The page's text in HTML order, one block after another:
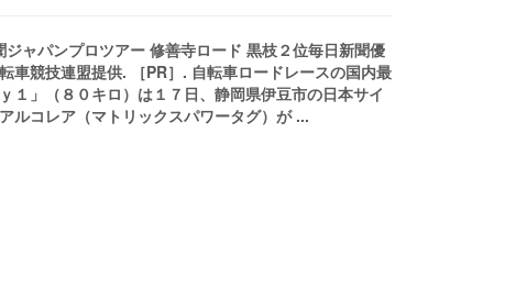
ャパンプロツアー 修善寺ロード 黒枝２位毎日新聞優
車競技連盟提供. ［PR］. 自転車ロードレースの国内最
１」（８０キロ）は１７日、静岡県伊豆市の日本サイ
ルコレア（マトリックスパワータグ）が ...